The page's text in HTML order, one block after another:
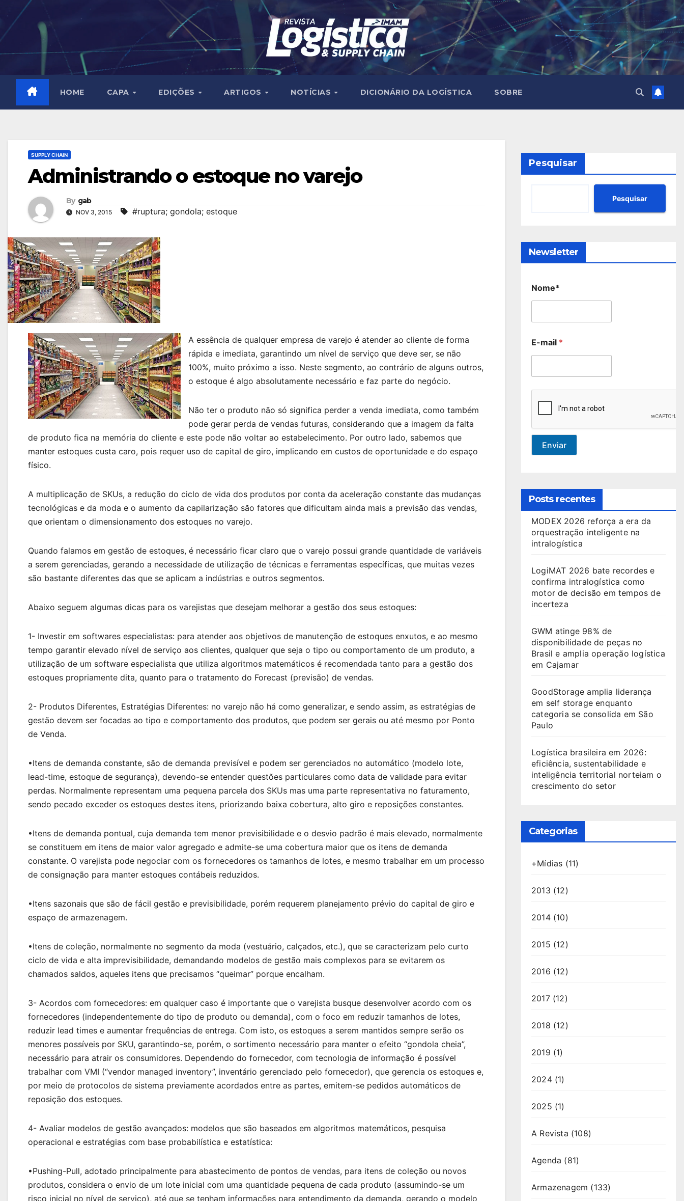
content
HOME CAPA EDIÇÕES ARTIGOS NOTÍCIAS DICIONÁRIO DA LOGÍSTICA SOBRE
SUPPLY CHAIN
Administrando o estoque no varejo
By gab
NOV 3, 2015 #ruptura; gondola; estoque
A essência de qualquer empresa de varejo é atender ao cliente de forma
rápida e imediata, garantindo um nível de serviço que deve ser, se não
100%, muito próximo a isso. Neste segmento, ao contrário de alguns outros,
o estoque é algo absolutamente necessário e faz parte do negócio.
Não ter o produto não só significa perder a venda imediata, como também
pode gerar perda de vendas futuras, considerando que a imagem da falta
de produto fica na memória do cliente e este pode não voltar ao estabelecimento. Por outro lado, sabemos que
manter estoques custa caro, pois requer uso de capital de giro, implicando em custos de oportunidade e do espaço
físico.
A multiplicação de SKUs, a redução do ciclo de vida dos produtos por conta da aceleração constante das mudanças
tecnológicas e da moda e o aumento da capilarização são fatores que dificultam ainda mais a previsão das vendas,
que orientam o dimensionamento dos estoques no varejo.
Quando falamos em gestão de estoques, é necessário ficar claro que o varejo possui grande quantidade de variáveis
a serem gerenciadas, gerando a necessidade de utilização de técnicas e ferramentas específicas, que muitas vezes
são bastante diferentes das que se aplicam a indústrias e outros segmentos.
Abaixo seguem algumas dicas para os varejistas que desejam melhorar a gestão dos seus estoques:
1- Investir em softwares especialistas: para atender aos objetivos de manutenção de estoques enxutos, e ao mesmo
tempo garantir elevado nível de serviço aos clientes, qualquer que seja o tipo ou comportamento de um produto, a
utilização de um software especialista que utiliza algoritmos matemáticos é recomendada tanto para a gestão dos
estoques propriamente dita, quanto para o tratamento do Forecast (previsão) de vendas.
2- Produtos Diferentes, Estratégias Diferentes: no varejo não há como generalizar, e sendo assim, as estratégias de
gestão devem ser focadas ao tipo e comportamento dos produtos, que podem ser gerais ou até mesmo por Ponto
de Venda.
•Itens de demanda constante, são de demanda previsível e podem ser gerenciados no automático (modelo lote,
lead-time, estoque de segurança), devendo-se entender questões particulares como data de validade para evitar
perdas. Normalmente representam uma pequena parcela dos SKUs mas uma parte representativa no faturamento,
sendo pecado exceder os estoques destes itens, priorizando baixa cobertura, alto giro e reposições constantes.
•Itens de demanda pontual, cuja demanda tem menor previsibilidade e o desvio padrão é mais elevado, normalmente
se constituem em itens de maior valor agregado e admite-se uma cobertura maior que os itens de demanda
constante. O varejista pode negociar com os fornecedores os tamanhos de lotes, e mesmo trabalhar em um processo
de consignação para manter estoques contábeis reduzidos.
•Itens sazonais que são de fácil gestão e previsibilidade, porém requerem planejamento prévio do capital de giro e
espaço de armazenagem.
•Itens de coleção, normalmente no segmento da moda (vestuário, calçados, etc.), que se caracterizam pelo curto
ciclo de vida e alta imprevisibilidade, demandando modelos de gestão mais complexos para se evitarem os
chamados saldos, aqueles itens que precisamos “queimar” porque encalham.
3- Acordos com fornecedores: em qualquer caso é importante que o varejista busque desenvolver acordo com os
fornecedores (independentemente do tipo de produto ou demanda), com o foco em reduzir tamanhos de lotes,
reduzir lead times e aumentar frequências de entrega. Com isto, os estoques a serem mantidos sempre serão os
menores possíveis por SKU, garantindo-se, porém, o sortimento necessário para manter o efeito “gondola cheia”,
necessário para atrair os consumidores. Dependendo do fornecedor, com tecnologia de informação é possível
trabalhar com VMI (“vendor managed inventory”, inventário gerenciado pelo fornecedor), que gerencia os estoques e,
por meio de protocolos de sistema previamente acordados entre as partes, emitem-se pedidos automáticos de
reposição dos estoques.
4- Avaliar modelos de gestão avançados: modelos que são baseados em algoritmos matemáticos, pesquisa
operacional e estratégias com base probabilística e estatística:
•Pushing-Pull, adotado principalmente para abastecimento de pontos de vendas, para itens de coleção ou novos
produtos, considera o envio de um lote inicial com uma quantidade pequena de cada produto (assumindo-se um
risco inicial no nível de serviço), até que se tenham informações para entendimento da demanda, gerando o modelo
Pesquisar
Pesquisar
Newsletter
Nome*
E-mail *
Enviar
Posts recentes
MODEX 2026 reforça a era da
orquestração inteligente na
intralogística
LogiMAT 2026 bate recordes e
confirma intralogística como
motor de decisão em tempos de
incerteza
GWM atinge 98% de
disponibilidade de peças no
Brasil e amplia operação logística
em Cajamar
GoodStorage amplia liderança
em self storage enquanto
categoria se consolida em São
Paulo
Logística brasileira em 2026:
eficiência, sustentabilidade e
inteligência territorial norteiam o
crescimento do setor
Categorias
+Mídias (11)
2013 (12)
2014(10)
2015 (12)
2016 (12)
2017(12)
2018 (12)
2019 (1)
2024(1)
2025 (1)
A Revista (108)
Agenda (81)
Armazenagem (133)